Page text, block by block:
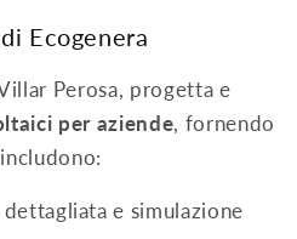
Ecogenera
Perosa, progetta e
per aziende, fornendo
e simulazione